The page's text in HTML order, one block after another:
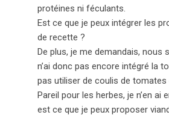
protéines ni féculants.
Est ce que je peux intégrer les
de recette ?
De plus, je me demandais, nous
n’ai donc pas encore intégré la
pas utiliser de coulis de tomates
Pareil pour les herbes, je n’en ai
est ce que je peux proposer